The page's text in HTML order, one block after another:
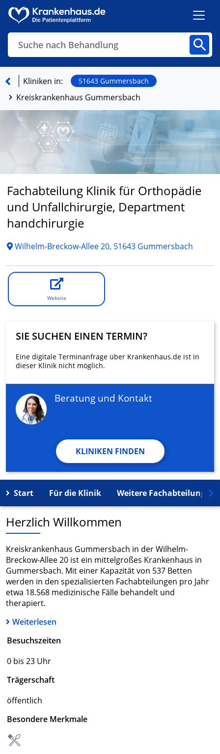
Suche nach Behandlung
Finden
Kliniken in: 51643 Gummersbach
Kreiskrankenhaus Gummersbach
Fachabteilung Klinik für Orthopädie
und Unfallchirurgie, Department
handchirurgie
Wilhelm-Breckow-Allee 20, 51643 Gummersbach
Website
SIE SUCHEN EINEN TERMIN?
Eine digitale Terminanfrage über Krankenhaus.de ist in
dieser Klinik nicht möglich.
Beratung und Kontakt
KLINIKEN FINDEN
Start Für die Klinik Weitere Fachabteilungen
Herzlich Willkommen
Kreiskrankenhaus Gummersbach in der Wilhelm-
Breckow-Allee 20 ist ein mittelgroßes Krankenhaus in
Gummersbach. Mit einer Kapazität von 537 Betten
werden in den spezialisierten Fachabteilungen pro Jahr
etwa 18.568 medizinische Fälle behandelt und
therapiert.
Weiterlesen
Besuchszeiten
0 bis 23 Uhr
Trägerschaft
öffentlich
Besondere Merkmale